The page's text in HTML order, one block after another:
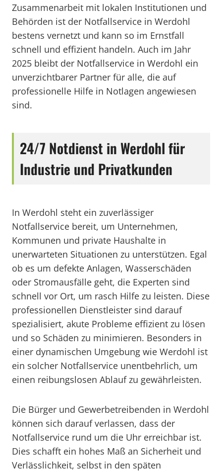
Zusammenarbeit mit lokalen Institutionen und
Behörden ist der Notfallservice in Werdohl
bestens vernetzt und kann so im Ernstfall
schnell und effizient handeln. Auch im Jahr
2025 bleibt der Notfallservice in Werdohl ein
unverzichtbarer Partner für alle, die auf
professionelle Hilfe in Notlagen angewiesen
sind.
24/7 Notdienst in Werdohl für
Industrie und Privatkunden
In Werdohl steht ein zuverlässiger
Notfallservice bereit, um Unternehmen,
Kommunen und private Haushalte in
unerwarteten Situationen zu unterstützen. Egal
ob es um defekte Anlagen, Wasserschäden
oder Stromausfälle geht, die Experten sind
schnell vor Ort, um rasch Hilfe zu leisten. Diese
professionellen Dienstleister sind darauf
spezialisiert, akute Probleme effizient zu lösen
und so Schäden zu minimieren. Besonders in
einer dynamischen Umgebung wie Werdohl ist
ein solcher Notfallservice unentbehrlich, um
einen reibungslosen Ablauf zu gewährleisten.
Die Bürger und Gewerbetreibenden in Werdohl
können sich darauf verlassen, dass der
Notfallservice rund um die Uhr erreichbar ist.
Dies schafft ein hohes Maß an Sicherheit und
Verlässlichkeit, selbst in den späten